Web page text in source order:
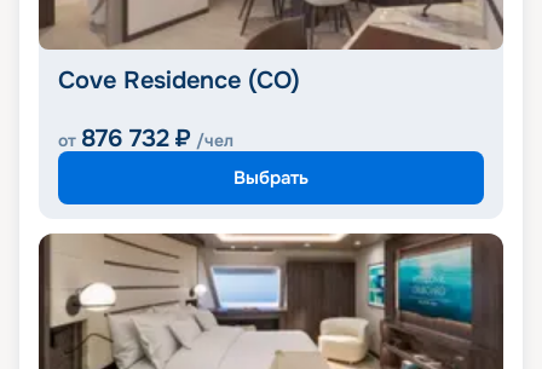
Cove Residence (CO)
от 876 732 ₽ /чел
Выбрать